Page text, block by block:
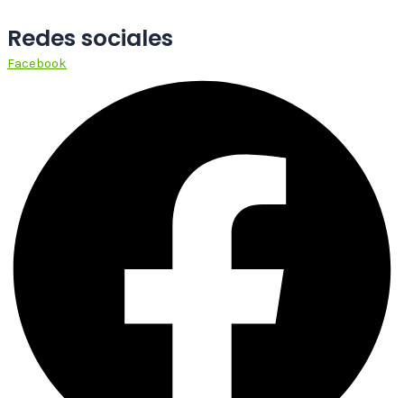
Redes sociales
Facebook